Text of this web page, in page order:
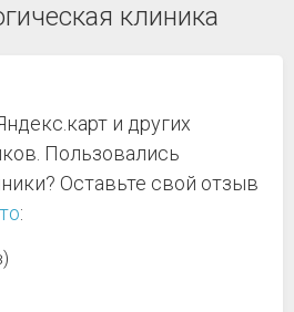
клиника
и других
Пользовались
Оставьте свой отзыв
: